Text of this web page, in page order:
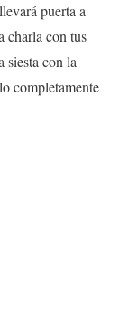
puerta a
charla con tus
siesta con la
completamente